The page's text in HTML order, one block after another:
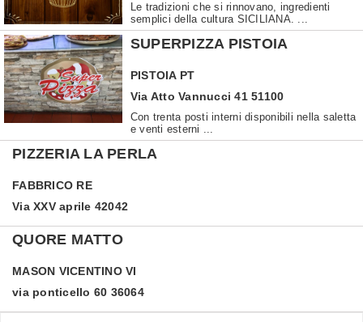
Le tradizioni che si rinnovano, ingredienti
semplici della cultura SICILIANA. ...
SUPERPIZZA PISTOIA
PISTOIA PT
Via Atto Vannucci 41 51100
Con trenta posti interni disponibili nella saletta
e venti esterni ...
PIZZERIA LA PERLA
FABBRICO RE
Via XXV aprile 42042
QUORE MATTO
MASON VICENTINO VI
via ponticello 60 36064